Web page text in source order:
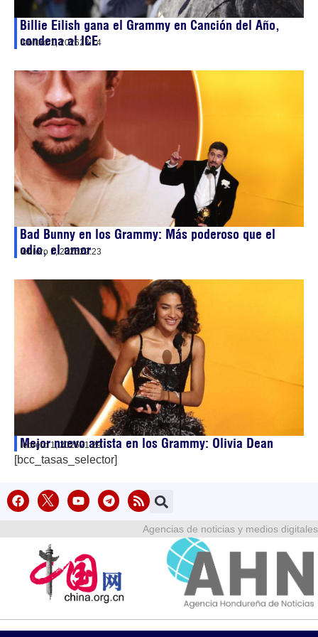
Billie Eilish gana el Grammy en Canción del Año,
condena al ICE
febrero 1, 202623:14
Bad Bunny en los Grammy: Más poderoso que el
odio, el amor
febrero 1, 202622:23
Mejor nuevo artista en los Grammy: Olivia Dean
febrero 1, 202621:29
[bcc_tasas_selector]
Agencias de noticias y medios digitales